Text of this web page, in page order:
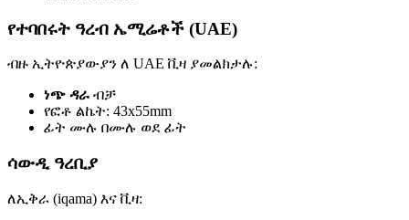
የተባበሩት ዓረብ ኤሚሬቶች (UAE)
ብዙ ኢትዮጵያውያን ለ UAE ቪዛ ያመልክታሉ:
ነጭ ዳራ ብቻ
የፎቶ ልኬት: 43x55mm
ፊት ሙሉ በሙሉ ወደ ፊት
ሳውዲ ዓረቢያ
ለኢቅራ (iqama) እና ቪዛ: